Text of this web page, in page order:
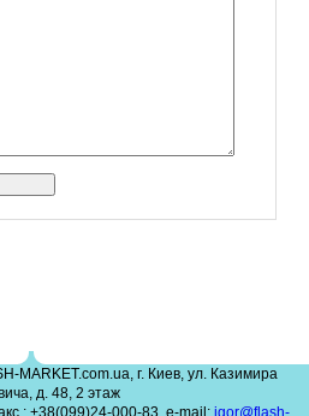
MARKET.com.ua, г. Киев, ул. Казимира
д. 48, 2 этаж
+38(099)24-000-83, e-mail: igor@flash-